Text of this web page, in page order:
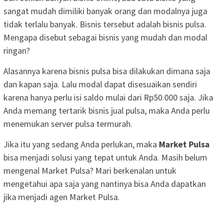
sangat mudah dimiliki banyak orang dan modalnya juga
tidak terlalu banyak. Bisnis tersebut adalah bisnis pulsa.
Mengapa disebut sebagai bisnis yang mudah dan modal
ringan?
Alasannya karena bisnis pulsa bisa dilakukan dimana saja
dan kapan saja. Lalu modal dapat disesuaikan sendiri
karena hanya perlu isi saldo mulai dari Rp50.000 saja. Jika
Anda memang tertarik bisnis jual pulsa, maka Anda perlu
menemukan server pulsa termurah.
Jika itu yang sedang Anda perlukan, maka Market Pulsa
bisa menjadi solusi yang tepat untuk Anda. Masih belum
mengenal Market Pulsa? Mari berkenalan untuk
mengetahui apa saja yang nantinya bisa Anda dapatkan
jika menjadi agen Market Pulsa.